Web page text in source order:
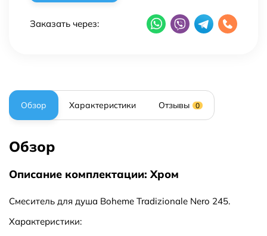
Заказать через:
Обзор Характеристики Отзывы 0
Обзор
Описание комплектации: Хром
Смеситель для душа Boheme Tradizionale Nero 245.
Характеристики: